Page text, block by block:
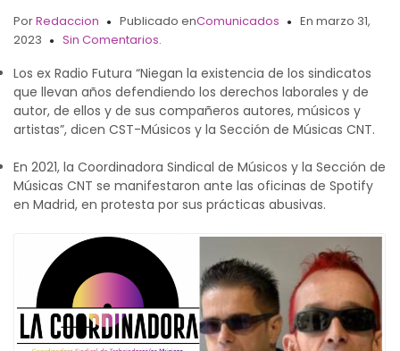
PorRedaccion Publicado enComunicados
En marzo 31,
2023
Sin Comentarios.
Los ex Radio Futura “Niegan la existencia de los sindicatos
que llevan años defendiendo los derechos laborales y de
autor, de ellos y de sus compañeros autores, músicos y
artistas”, dicen CST-Músicos y la Sección de Músicas CNT.
En 2021, la Coordinadora Sindical de Músicos y la Sección de
Músicas CNT se manifestaron ante las oficinas de Spotify
en Madrid, en protesta por sus prácticas abusivas.